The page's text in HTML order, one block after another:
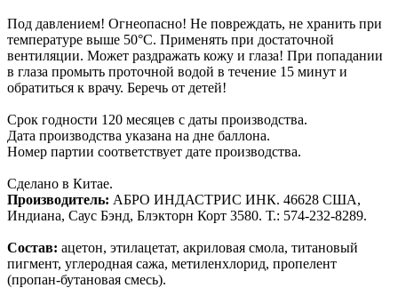
Под давлением! Огнеопасно! Не повреждать, не хранить при
температуре выше 50°С. Применять при достаточной
вентиляции. Может раздражать кожу и глаза! При попадании
в глаза промыть проточной водой в течение 15 минут и
обратиться к врачу. Беречь от детей!
Срок годности 120 месяцев с даты производства.
Дата производства указана на дне баллона.
Номер партии соответствует дате производства.
Сделано в Китае.
Производитель: АБРО ИНДАСТРИС ИНК. 46628 США,
Индиана, Саус Бэнд, Блэкторн Корт 3580. Т.: 574-232-8289.
Состав: ацетон, этилацетат, акриловая смола, титановый
пигмент, углеродная сажа, метиленхлорид, пропелент
(пропан-бутановая смесь).